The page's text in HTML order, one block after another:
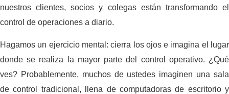
nuestros clientes, socios y colegas están transformando el
control de operaciones a diario.
Hagamos un ejercicio mental: cierra los ojos e imagina el lugar
donde se realiza la mayor parte del control operativo. ¿Qué
ves? Probablemente, muchos de ustedes imaginen una sala
de control tradicional, llena de computadoras de escritorio y